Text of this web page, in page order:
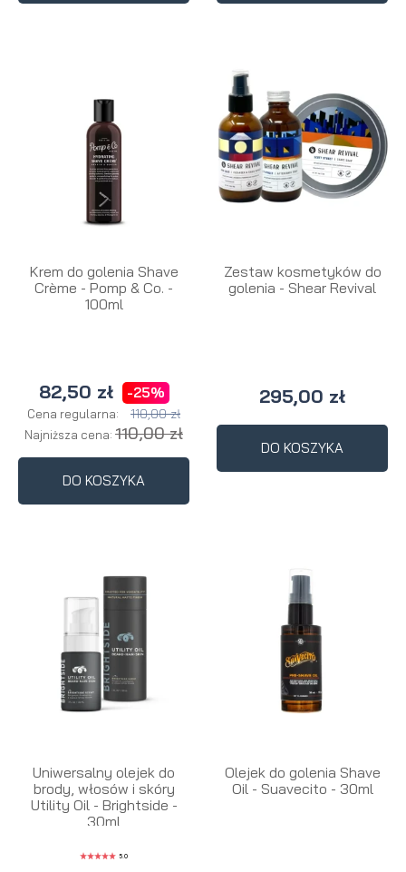
Krem do golenia Shave
Crème - Pomp & Co. -
100ml
82,50 zł -25%
Cena regularna: 110,00 zł
Najniższa cena: 110,00 zł
DO KOSZYKA
Zestaw kosmetyków do
golenia - Shear Revival
295,00 zł
DO KOSZYKA
Uniwersalny olejek do
brody, włosów i skóry
Utility Oil - Brightside -
30ml
5.0
Olejek do golenia Shave
Oil - Suavecito - 30ml